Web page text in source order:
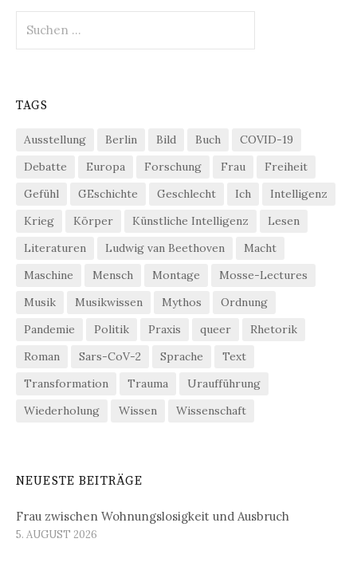
nach:
TAGS
Ausstellung Berlin Bild Buch
COVID-19
Debatte
Europa Forschung Frau
Freiheit
Gefühl
GEschichte Geschlecht Ich
Intelligenz
Krieg
Körper Künstliche Intelligenz
Lesen
Literaturen
Ludwig van Beethoven
Macht
Maschine
Mensch Montage
Mosse-Lectures
Musik
Musikwissen Mythos
Ordnung
Pandemie
Politik Praxis queer
Rhetorik
Roman
Sars-CoV-2 Sprache
Text
Transformation
Trauma
Uraufführung
Wiederholung
Wissen Wissenschaft
NEUESTE BEITRÄGE
Frau zwischen Wohnungslosigkeit und Ausbruch
5. AUGUST 2026